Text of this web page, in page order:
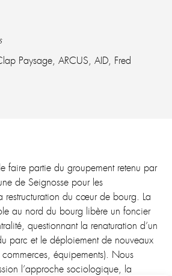
Paysage, ARCUS, AID, Fred
faire partie du groupement retenu par
de Seignosse pour les
restructuration du cœur de bourg. La
au nord du bourg libère un foncier
questionnant la renaturation d’un
parc et le déploiement de nouveaux
équipements). Nous
l’approche sociologique, la